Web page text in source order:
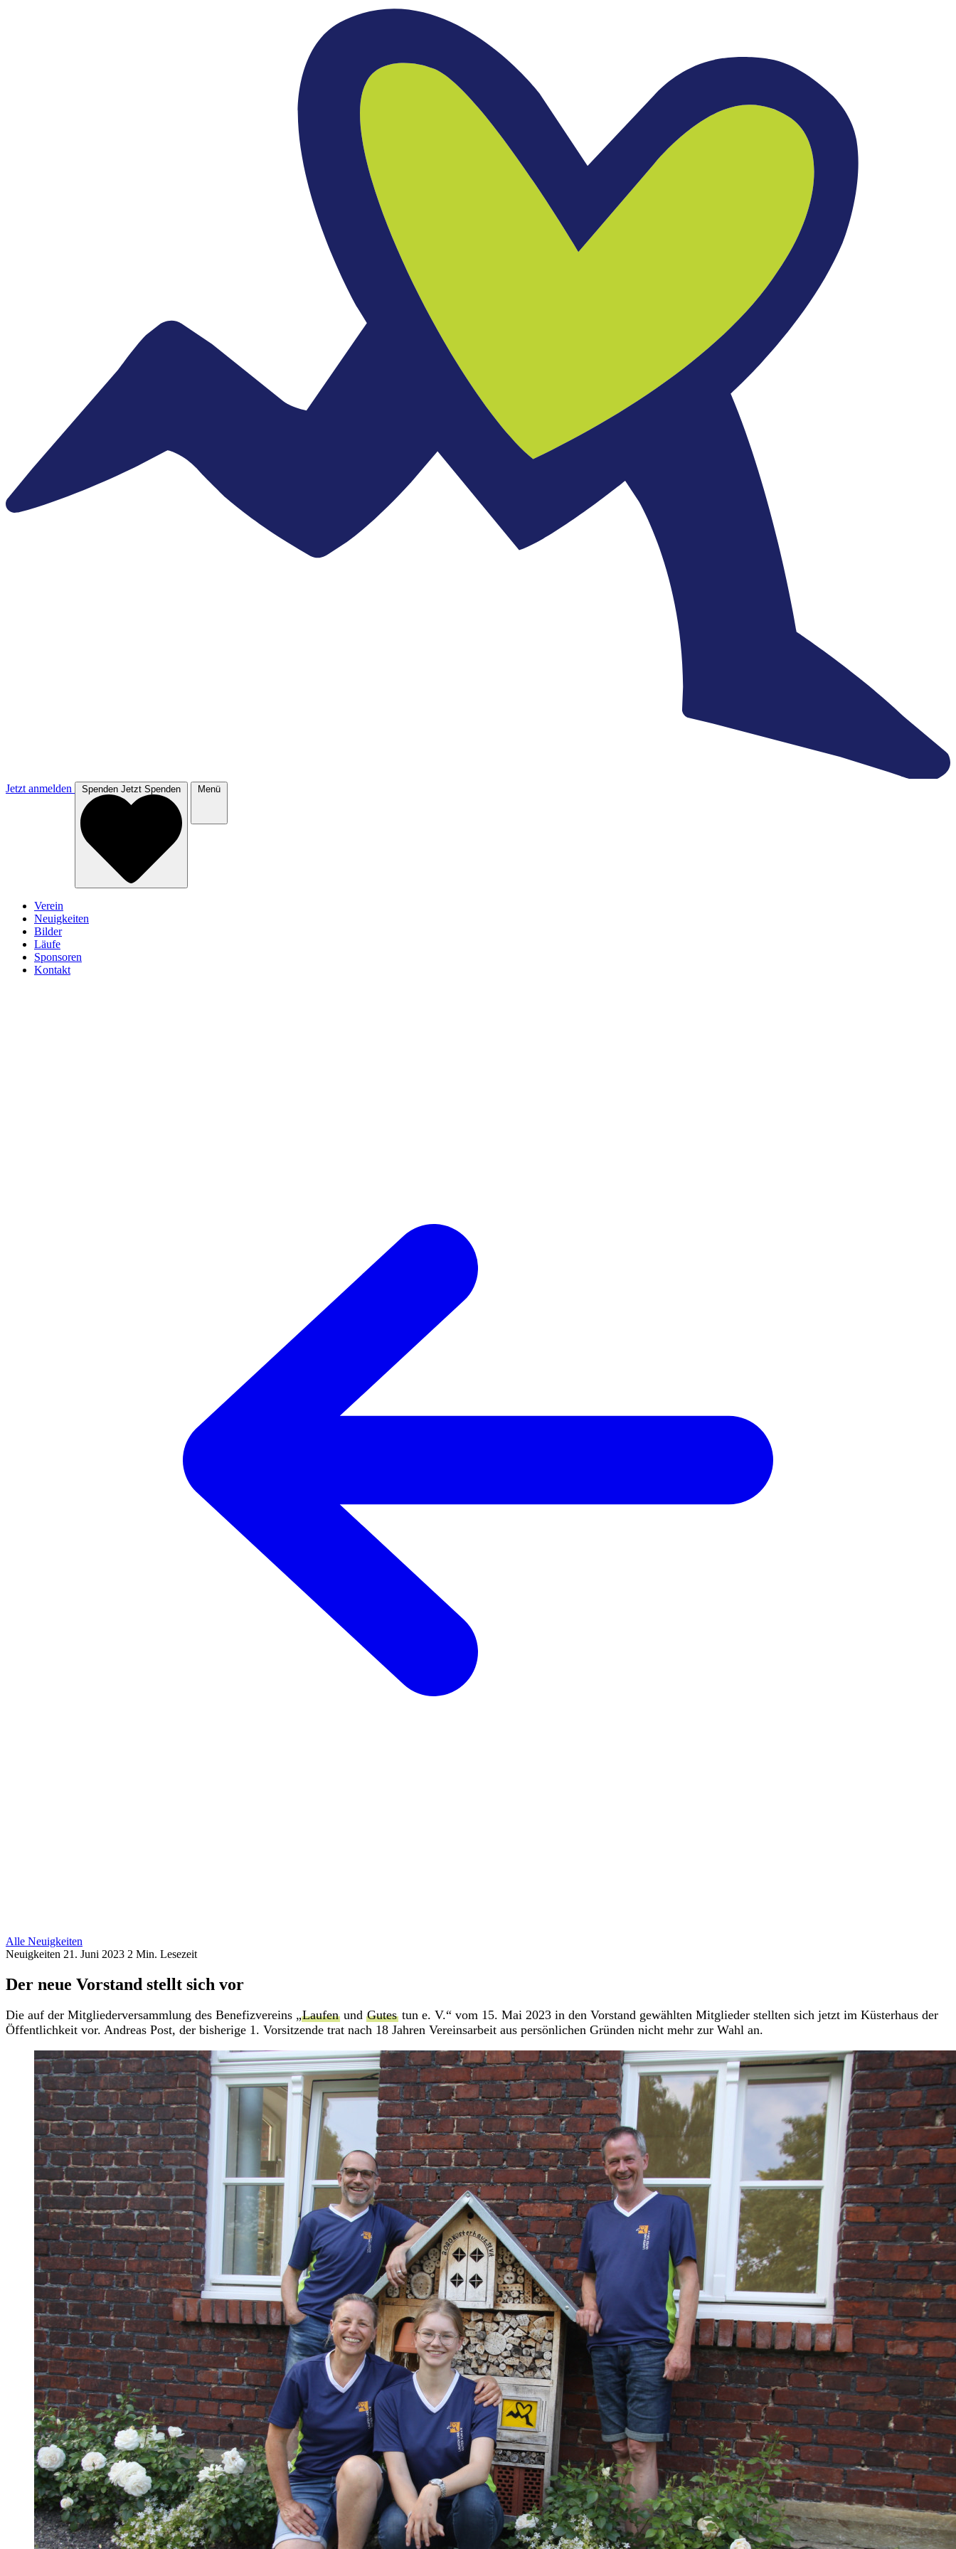
Jetzt anmelden Spenden Jetzt Spenden Menü
Verein
Neuigkeiten
Bilder
Läufe
Sponsoren
Kontakt
Alle Neuigkeiten
Neuigkeiten 21. Juni 2023 2 Min. Lesezeit
Der neue Vorstand stellt sich vor
Die auf der Mitgliederversammlung des Benefizvereins „Laufenund Gutestun e. V.“ vom 15. Mai 2023 in den Vorstand gewählten Mitglieder stellten sich jetzt im Küsterhaus der
Öffentlichkeit vor. Andreas Post, der bisherige 1. Vorsitzende trat nach 18 Jahren Vereinsarbeit aus persönlichen Gründen nicht mehr zur Wahl an.